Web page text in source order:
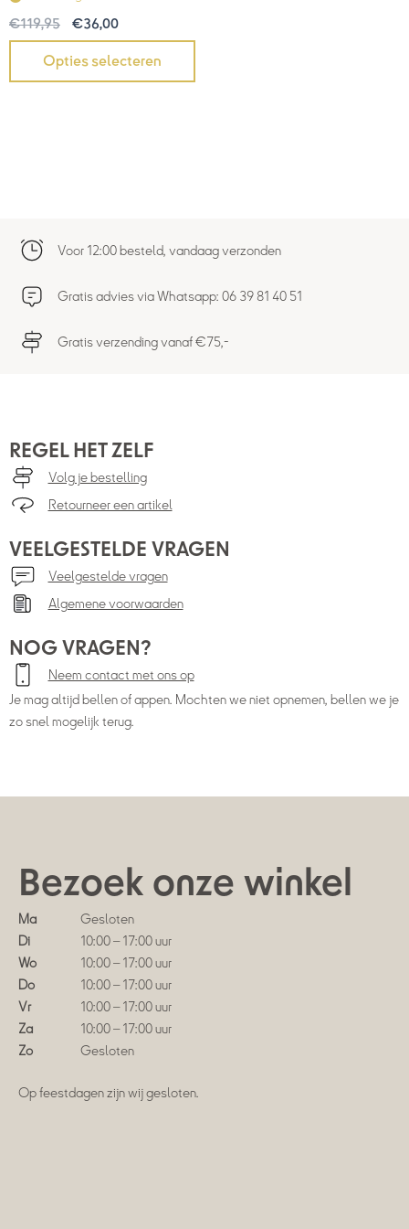
€119,95 €36,00
Opties selecteren
Voor 12:00 besteld, vandaag verzonden
Gratis advies via Whatsapp: 06 39 81 40 51
Gratis verzending vanaf €75,-
REGEL HET ZELF
Volg je bestelling
Retourneer een artikel
VEELGESTELDE VRAGEN
Veelgestelde vragen
Algemene voorwaarden
NOG VRAGEN?
Neem contact met ons op
Je mag altijd bellen of appen. Mochten we niet opnemen, bellen we je
zo snel mogelijk terug.
Bezoek onze winkel
Ma
Gesloten
Di
10:00 – 17:00 uur
Wo
10:00 – 17:00 uur
Do
10:00 – 17:00 uur
Vr
10:00 – 17:00 uur
Za
10:00 – 17:00 uur
Zo
Gesloten
Op feestdagen zijn wij gesloten.